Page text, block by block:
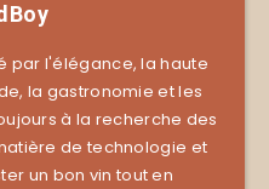
par l'élégance, la haute
la gastronomie et les
à la recherche des
de technologie et
un bon vin tout en